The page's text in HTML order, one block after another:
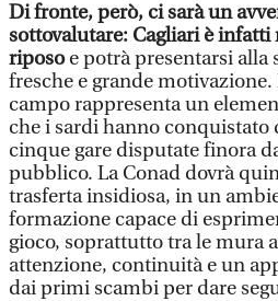
Di fronte, però, ci sarà un
sottovalutare: Cagliari è
riposoe potrà presentarsi alla
fresche e grande
campo rappresenta un
che i sardi hanno
cinque gare disputate finora
pubblico. La Conad dovrà
trasferta insidiosa, in un
formazione capace di
gioco, soprattutto tra le mura
attenzione, continuità e un
dai primi scambi per dare